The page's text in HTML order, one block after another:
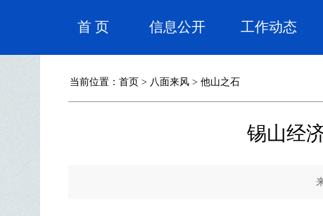
首 页 信息公开 工作动态
当前位置： 首页 > 八面来风 > 他山之石
锡山经